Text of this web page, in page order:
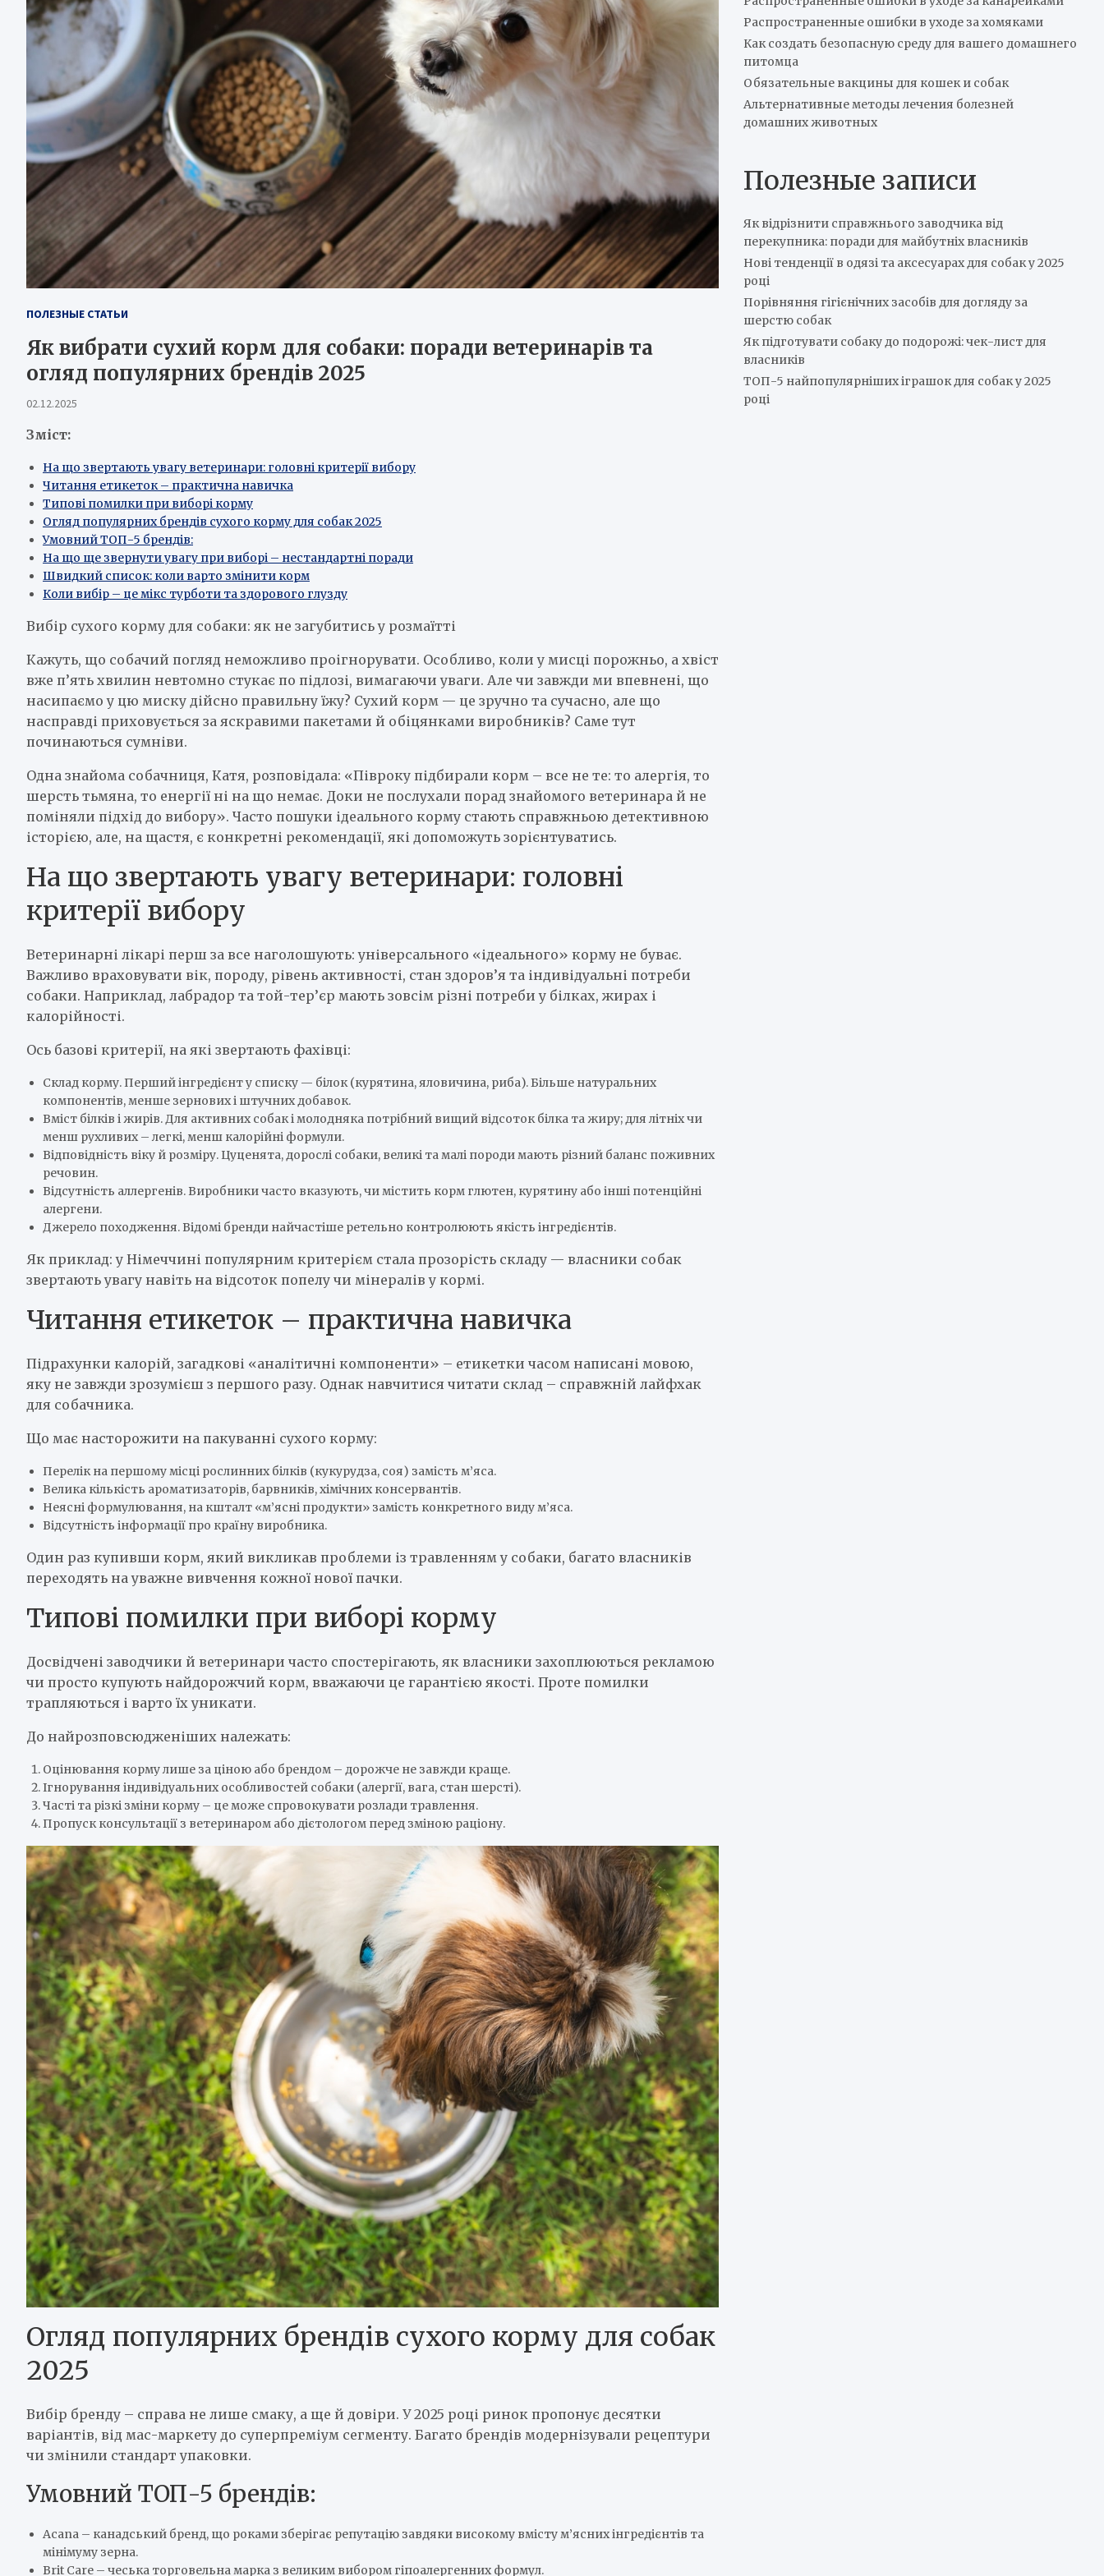
ПОЛЕЗНЫЕ СТАТЬИ
Як вибрати сухий корм для собаки: поради ветеринарів та
огляд популярних брендів 2025
02.12.2025
Зміст:
На що звертають увагу ветеринари: головні критерії вибору
Читання етикеток – практична навичка
Типові помилки при виборі корму
Огляд популярних брендів сухого корму для собак 2025
Умовний ТОП-5 брендів:
На що ще звернути увагу при виборі – нестандартні поради
Швидкий список: коли варто змінити корм
Коли вибір – це мікс турботи та здорового глузду
Вибір сухого корму для собаки: як не загубитись у розмаїтті
Кажуть, що собачий погляд неможливо проігнорувати. Особливо, коли у мисці порожньо, а хвіст
вже п’ять хвилин невтомно стукає по підлозі, вимагаючи уваги. Але чи завжди ми впевнені, що
насипаємо у цю миску дійсно правильну їжу? Сухий корм — це зручно та сучасно, але що
насправді приховується за яскравими пакетами й обіцянками виробників? Саме тут
починаються сумніви.
Одна знайома собачниця, Катя, розповідала: «Півроку підбирали корм – все не те: то алергія, то
шерсть тьмяна, то енергії ні на що немає. Доки не послухали порад знайомого ветеринара й не
поміняли підхід до вибору». Часто пошуки ідеального корму стають справжньою детективною
історією, але, на щастя, є конкретні рекомендації, які допоможуть зорієнтуватись.
На що звертають увагу ветеринари: головні
критерії вибору
Ветеринарні лікарі перш за все наголошують: універсального «ідеального» корму не буває.
Важливо враховувати вік, породу, рівень активності, стан здоров’я та індивідуальні потреби
собаки. Наприклад, лабрадор та той-тер’єр мають зовсім різні потреби у білках, жирах і
калорійності.
Ось базові критерії, на які звертають фахівці:
Склад корму. Перший інгредієнт у списку — білок (курятина, яловичина, риба). Більше натуральних
компонентів, менше зернових і штучних добавок.
Вміст білків і жирів. Для активних собак і молодняка потрібний вищий відсоток білка та жиру; для літніх чи
менш рухливих – легкі, менш калорійні формули.
Відповідність віку й розміру. Цуценята, дорослі собаки, великі та малі породи мають різний баланс поживних
речовин.
Відсутність аллергенів. Виробники часто вказують, чи містить корм глютен, курятину або інші потенційні
алергени.
Джерело походження. Відомі бренди найчастіше ретельно контролюють якість інгредієнтів.
Як приклад: у Німеччині популярним критерієм стала прозорість складу — власники собак
звертають увагу навіть на відсоток попелу чи мінералів у кормі.
Читання етикеток – практична навичка
Підрахунки калорій, загадкові «аналітичні компоненти» – етикетки часом написані мовою,
яку не завжди зрозумієш з першого разу. Однак навчитися читати склад – справжній лайфхак
для собачника.
Що має насторожити на пакуванні сухого корму:
Перелік на першому місці рослинних білків (кукурудза, соя) замість м’яса.
Велика кількість ароматизаторів, барвників, хімічних консервантів.
Неясні формулювання, на кшталт «м’ясні продукти» замість конкретного виду м’яса.
Відсутність інформації про країну виробника.
Один раз купивши корм, який викликав проблеми із травленням у собаки, багато власників
переходять на уважне вивчення кожної нової пачки.
Типові помилки при виборі корму
Досвідчені заводчики й ветеринари часто спостерігають, як власники захоплюються рекламою
чи просто купують найдорожчий корм, вважаючи це гарантією якості. Проте помилки
трапляються і варто їх уникати.
До найрозповсюдженіших належать:
Оцінювання корму лише за ціною або брендом – дорожче не завжди краще.
Ігнорування індивідуальних особливостей собаки (алергії, вага, стан шерсті).
Часті та різкі зміни корму – це може спровокувати розлади травлення.
Пропуск консультації з ветеринаром або дієтологом перед зміною раціону.
Огляд популярних брендів сухого корму для собак
2025
Вибір бренду – справа не лише смаку, а ще й довіри. У 2025 році ринок пропонує десятки
варіантів, від мас-маркету до суперпреміум сегменту. Багато брендів модернізували рецептури
чи змінили стандарт упаковки.
Умовний ТОП-5 брендів:
Acana – канадський бренд, що роками зберігає репутацію завдяки високому вмісту м’ясних інгредієнтів та
мінімуму зерна.
Brit Care – чеська торговельна марка з великим вибором гіпоалергенних формул.
Распространенные ошибки в уходе за хомяками
Как создать безопасную среду для вашего домашнего
питомца
Обязательные вакцины для кошек и собак
Альтернативные методы лечения болезней
домашних животных
Полезные записи
Як відрізнити справжнього заводчика від
перекупника: поради для майбутніх власників
Нові тенденції в одязі та аксесуарах для собак у 2025
році
Порівняння гігієнічних засобів для догляду за
шерстю собак
Як підготувати собаку до подорожі: чек-лист для
власників
ТОП-5 найпопулярніших іграшок для собак у 2025
році